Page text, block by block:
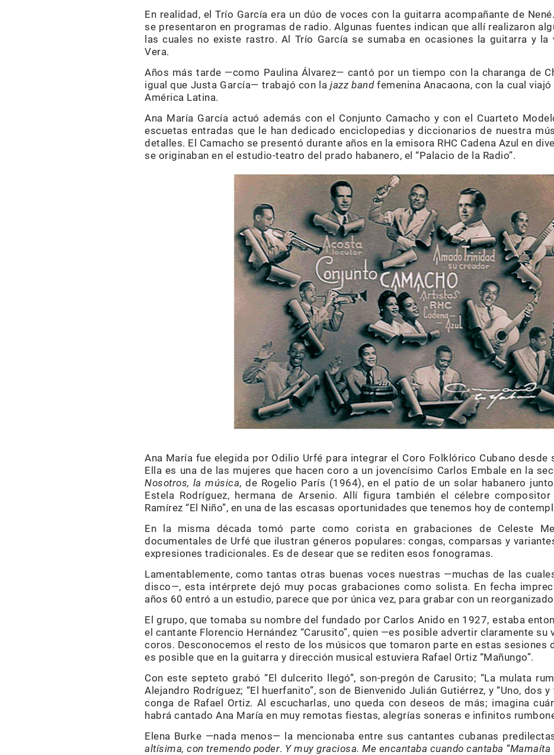
En realidad, el Trío García era un dúo de voces con la guitarra acompañante de
se presentaron en programas de radio. Algunas fuentes indican que allí realizaron
las cuales no existe rastro. Al Trío García se sumaba en ocasiones la guitarra y la
Vera.
Años más tarde —como Paulina Álvarez— cantó por un tiempo con la charanga de
igual que Justa García— trabajó con lajazz bandfemenina Anacaona, con la cual
América Latina.
Ana María García actuó además con el Conjunto Camacho y con el Cuarteto
escuetas entradas que le han dedicado enciclopedias y diccionarios de nuestra
detalles. El Camacho se presentó durante años en la emisora RHC Cadena Azul en
se originaban en el estudio-teatro del prado habanero, el “Palacio de la Radio”.
Ana María fue elegida por Odilio Urfé para integrar el Coro Folklórico Cubano desde
Ella es una de las mujeres que hacen coro a un jovencísimo Carlos Embale en la
Nosotros, la música, de Rogelio París (1964), en el patio de un solar habanero
Estela Rodríguez, hermana de Arsenio. Allí figura también el célebre
Ramírez “El Niño”, en una de las escasas oportunidades que tenemos hoy de
En la misma década tomó parte como corista en grabaciones de Celeste
documentales de Urfé que ilustran géneros populares: congas, comparsas y
expresiones tradicionales. Es de desear que se rediten esos fonogramas.
Lamentablemente, como tantas otras buenas voces nuestras —muchas de las
disco—, esta intérprete dejó muy pocas grabaciones como solista. En fecha
años 60 entró a un estudio, parece que por única vez, para grabar con un
El grupo, que tomaba su nombre del fundado por Carlos Anido en 1927, estaba
el cantante Florencio Hernández “Carusito”, quien —es posible advertir claramente
coros. Desconocemos el resto de los músicos que tomaron parte en estas sesiones
es posible que en la guitarra y dirección musical estuviera Rafael Ortiz “Mañungo”.
Con este septeto grabó “El dulcerito llegó”, son-pregón de Carusito; “La mulata
Alejandro Rodríguez; “El huerfanito”, son de Bienvenido Julián Gutiérrez, y “Uno, dos
conga de Rafael Ortiz. Al escucharlas, uno queda con deseos de más; imagina
habrá cantado Ana María en muy remotas fiestas, alegrías soneras e infinitos
Elena Burke —nada menos— la mencionaba entre sus cantantes cubanas
altísima, con tremendo poder. Y muy graciosa. Me encantaba cuando cantaba